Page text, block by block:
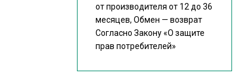
от производителя от 12 до 36
месяцев, Обмен — возврат
Согласно Закону«О защите
прав потребителей»